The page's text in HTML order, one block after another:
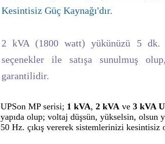
Kesintisiz Güç Kaynağı'dır.
2 kVA (1800 watt) yükünüzü 5 dk.
seçenekler ile satışa sunulmuş
garantilidir.
UPSon MP serisi; 1 kVA, 2 kVA ve 3 kVA
yapıda olup; voltaj düşsün, yükselsin, olsun
50 Hz. çıkış vererek sistemlerinizi kesintisiz